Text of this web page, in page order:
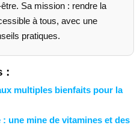
Sa mission : rendre la
à tous, avec une
pratiques.
:
multiples bienfaits pour la
: une mine de vitamines et des